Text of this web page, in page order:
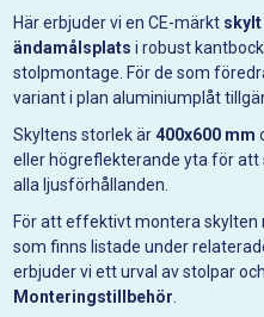
Här erbjuder vi en CE-märkt skylt
ändamålsplats i robust
stolpmontage. För de som
variant i plan aluminiumplåt
Skyltens storlek är400x600 mm
eller högreflekterande yta för
alla ljusförhållanden.
För att effektivt montera
som finns listade under
erbjuder vi ett urval av stolpar
Monteringstillbehör